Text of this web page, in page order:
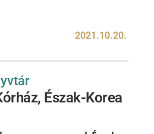
2021.10.20.
Észak-Korea